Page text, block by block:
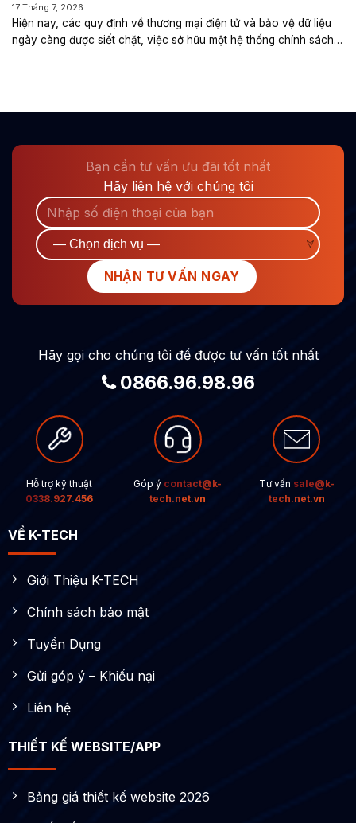
17 Tháng 7, 2026
Hiện nay, các quy định về thương mại điện tử và bảo vệ dữ liệu
ngày càng được siết chặt, việc sở hữu một hệ thống chính sách
Bạn cần tư vấn ưu đãi tốt nhất
Hãy liên hệ với chúng tôi
Hãy gọi cho chúng tôi để được tư vấn tốt nhất
0866.96.98.96
Hỗ trợ kỹ thuật
0338.927.456
Góp ý contact@k-
tech.net.vn
Tư vấn sale@k-
tech.net.vn
VỀ K-TECH
Giới Thiệu K-TECH
Chính sách bảo mật
Tuyển Dụng
Gửi góp ý – Khiếu nại
Liên hệ
THIẾT KẾ WEBSITE/APP
Bảng giá thiết kế website 2026